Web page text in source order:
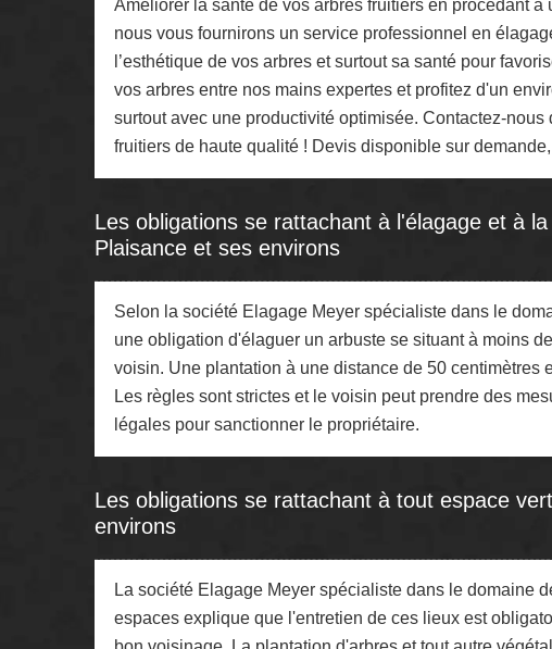
Améliorer la santé de vos arbres fruitiers en procédant
nous vous fournirons un service professionnel en
l’esthétique de vos arbres et surtout sa santé pour
vos arbres entre nos mains expertes et profitez d'un
surtout avec une productivité optimisée. Contactez-
fruitiers de haute qualité ! Devis disponible sur
Les obligations se rattachant à l'élagage et à
Plaisance et ses environs
Selon la société Elagage Meyer spécialiste dans le
une obligation d'élaguer un arbuste se situant à moins
voisin. Une plantation à une distance de 50 centimètres
Les règles sont strictes et le voisin peut prendre des
légales pour sanctionner le propriétaire.
Les obligations se rattachant à tout espace
environs
La société Elagage Meyer spécialiste dans le domaine
espaces explique que l'entretien de ces lieux est